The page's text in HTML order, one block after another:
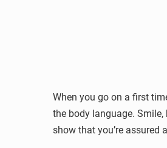
When you go on a first
the body language.
show that you’re assured